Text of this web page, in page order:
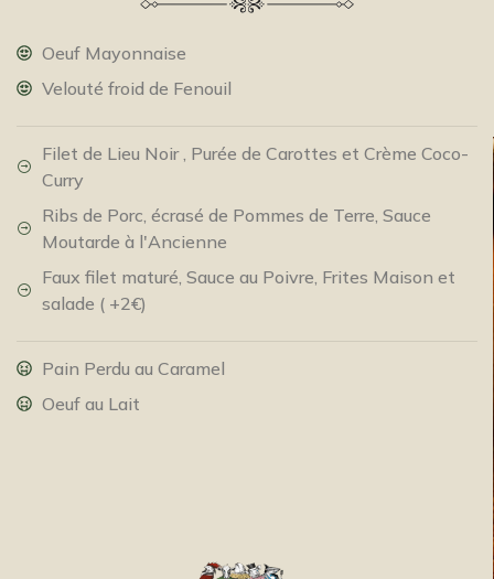
Oeuf Mayonnaise
Velouté froid de Fenouil
Filet de Lieu Noir , Purée de Carottes et Crème Coco-
Curry
Ribs de Porc, écrasé de Pommes de Terre, Sauce
Moutarde à l'Ancienne
Faux filet maturé, Sauce au Poivre, Frites Maison et
salade ( +2€)
Pain Perdu au Caramel
Oeuf au Lait